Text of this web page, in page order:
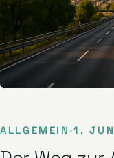
ALLGEMEIN ·1.